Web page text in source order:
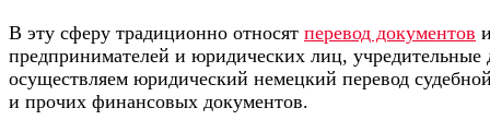
В эту сферу традиционно относят перевод документов
предпринимателей и юридических лиц,
осуществляем юридический немецкий перевод
и прочих финансовых документов.